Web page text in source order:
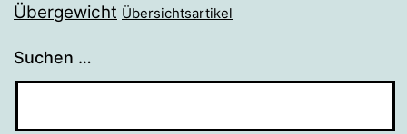
Übergewicht Übersichtsartikel
Suchen …